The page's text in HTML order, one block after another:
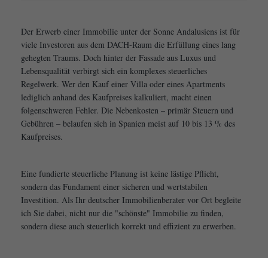
Der Erwerb einer Immobilie unter der Sonne Andalusiens ist für
viele Investoren aus dem DACH-Raum die Erfüllung eines lang
gehegten Traums. Doch hinter der Fassade aus Luxus und
Lebensqualität verbirgt sich ein komplexes steuerliches
Regelwerk. Wer den Kauf einer Villa oder eines Apartments
lediglich anhand des Kaufpreises kalkuliert, macht einen
folgenschweren Fehler. Die Nebenkosten – primär Steuern und
Gebühren – belaufen sich in Spanien meist auf 10 bis 13 % des
Kaufpreises.
Eine fundierte steuerliche Planung ist keine lästige Pflicht,
sondern das Fundament einer sicheren und wertstabilen
Investition. Als Ihr deutscher Immobilienberater vor Ort begleite
ich Sie dabei, nicht nur die "schönste" Immobilie zu finden,
sondern diese auch steuerlich korrekt und effizient zu erwerben.